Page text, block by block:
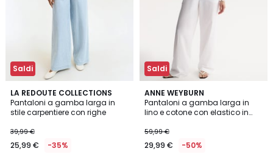
Saldi
LA REDOUTE COLLECTIONS
Pantaloni a gamba larga in
stile carpentiere con righe
39,99 €
25,99 € -35%
4,6
/ 5
2
Colori
Saldi
ANNE WEYBURN
Pantaloni a gamba larga in
lino e cotone con elastico in
59,99 €
29,99 € -50%
4,5
/ 5
3
Colori